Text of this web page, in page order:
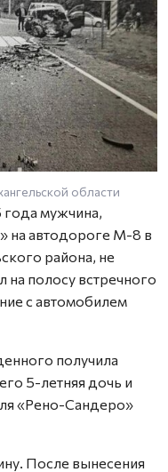
области
года мужчина,
на автодороге М-8 в
района, не
на полосу встречного
с автомобилем
получила
5-летняя дочь и
«Рено-Сандеро»
После вынесения